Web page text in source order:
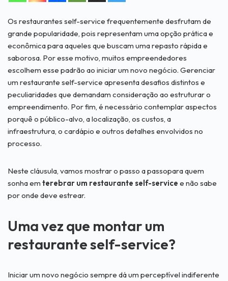
Os restaurantes self-service frequentemente desfrutam de
grande popularidade, pois representam uma opção prática e
econômica para aqueles que buscam uma repasto rápida e
saborosa. Por esse motivo, muitos empreendedores
escolhem esse padrão ao iniciar um novo negócio. Gerenciar
um restaurante self-service apresenta desafios distintos e
peculiaridades que demandam consideração ao estruturar o
empreendimento. Por fim, é necessário contemplar aspectos
porquê o público-alvo, a localização, os custos, a
infraestrutura, o cardápio e outros detalhes envolvidos no
processo.
Neste cláusula, vamos mostrar o passo a passopara quem
sonha em terebrar um restaurante self-service e não sabe
por onde deve estrear.
Uma vez que montar um
restaurante self-service?
Iniciar um novo negócio sempre dá um perceptível indiferente